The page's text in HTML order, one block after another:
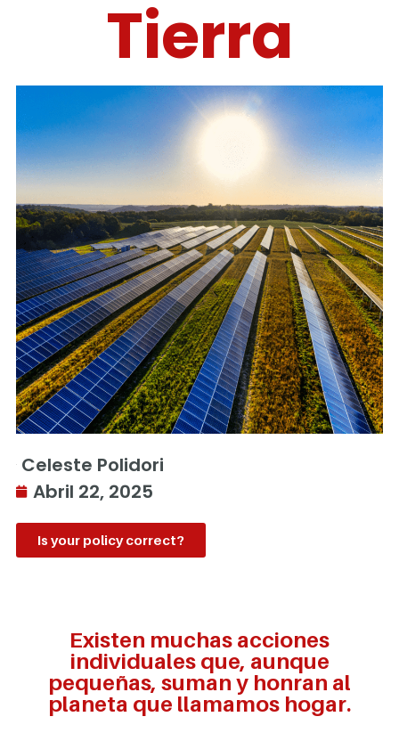
Tierra
Celeste Polidori
Abril 22, 2025
Is your policy correct?
Existen muchas acciones
individuales que, aunque
pequeñas, suman y honran al
planeta que llamamos hogar.